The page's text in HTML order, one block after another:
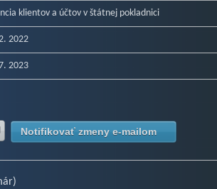
klientov a účtov v štátnej pokladnici
2022
2023
Pinterest
na Twitter
Zdielať na E-mail
Notifikovať zmeny e-mailom